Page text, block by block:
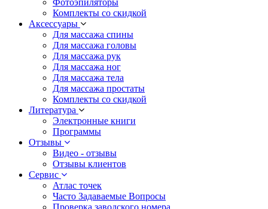
Комплекты со скидкой
Аксессуары
Для массажа спины
Для массажа головы
Для массажа рук
Для массажа ног
Для массажа тела
Для массажа простаты
Комплекты со скидкой
Литература
Электронные книги
Программы
Отзывы
Видео - отзывы
Отзывы клиентов
Сервис
Атлас точек
Часто Задаваемые Вопросы
Проверка заводского номера